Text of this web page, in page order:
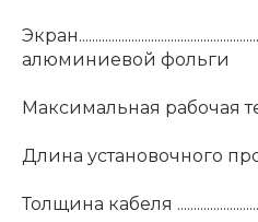
алюминиевой фольги
Максимальная рабочая
Длина установочного
Толщина кабеля